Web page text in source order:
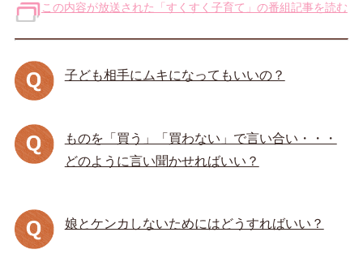
この内容が放送された「すくすく子育て」の番組記事を読む
子ども相手にムキになってもいいの？
ものを「買う」「買わない」で言い合い・・・
どのように言い聞かせればいい？
娘とケンカしないためにはどうすればいい？